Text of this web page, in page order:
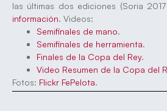
las últimas dos ediciones (Soria
información. Videos:
Semifinales de mano.
Semifinales de herramienta.
Finales de la Copa del Rey.
Video Resumen de la Copa del
Fotos: Flickr FePelota.